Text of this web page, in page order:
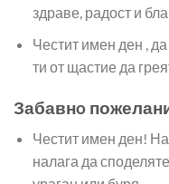
здраве, радост и
Честит имен ден ,
ти от щастие да
Забавнo
Честит имен ден!
налага да